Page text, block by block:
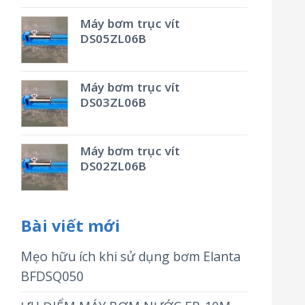
Máy bơm trục vít
DS05ZL06B
Máy bơm trục vít
DS03ZL06B
Máy bơm trục vít
DS02ZL06B
Bài viết mới
Mẹo hữu ích khi sử dụng bơm Elanta
BFDSQ050